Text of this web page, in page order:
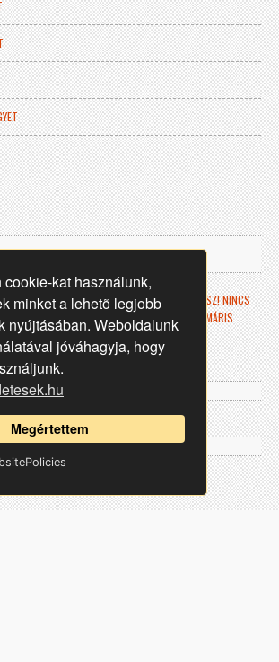
kat használunk,
minket a lehetõ legjobb
nyújtásában. Weboldalunk
jóváhagyja, hogy
Megértettem
A SZEXHIRDETESEK.HU OLDALRA? JÓ HELYEN JÁRSZ! NINCS
GYORSAN FELADOD HIRDETÉSED ÉS MÁRIS